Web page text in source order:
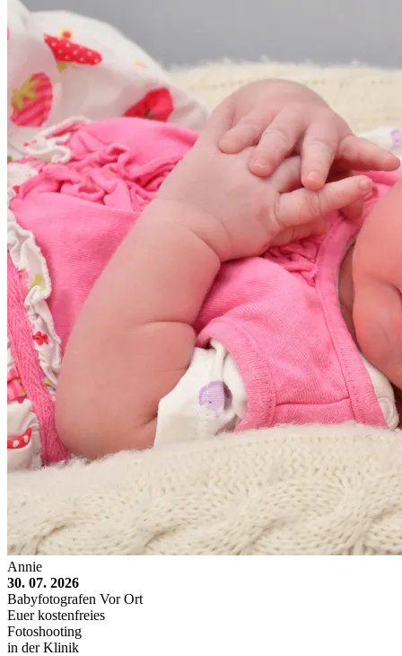
Annie
30. 07. 2026
Babyfotografen Vor Ort
Euer kostenfreies
Fotoshooting
in der Klinik